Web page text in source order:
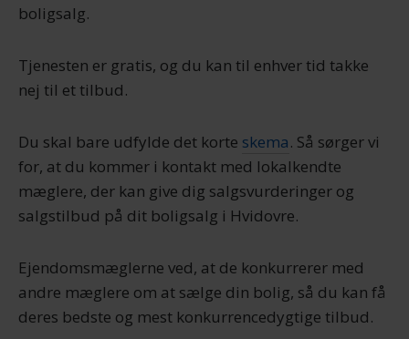
boligsalg.
Tjenesten er gratis, og du kan til enhver tid takke
nej til et tilbud.
Du skal bare udfylde det korte skema. Så sørger vi
for, at du kommer i kontakt med lokalkendte
mæglere, der kan give dig salgsvurderinger og
salgstilbud på dit boligsalg i Hvidovre.
Ejendomsmæglerne ved, at de konkurrerer med
andre mæglere om at sælge din bolig, så du kan få
deres bedste og mest konkurrencedygtige tilbud.